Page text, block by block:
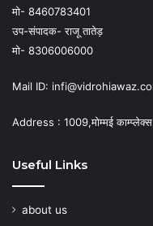
मो- 8460783401
उप-संपादक- राजू तातेड़
मो- 8306006000
Mail ID:
Address : 1009,मोम्मई
Useful Links
about us